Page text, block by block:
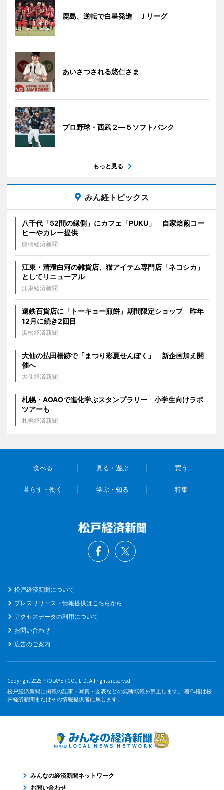
鹿島、逆転で白星発進 Ｊリーグ
あいさつされる悠仁さま
プロ野球・西武２―５ソフトバンク
もっと見る
みん経トピックス
八千代「52間の縁側」にカフェ「PUKU」 自家焙煎コー
ヒーやカレー提供
船橋経済新聞
江東・清澄白河の雑貨店、猫アイテム専門店「ネコシカ」
としてリニューアル
江東経済新聞
遠鉄百貨店に「トーキョー煎餅」期間限定ショップ 昨年
12月に続き2回目
浜松経済新聞
大仙の払田柵跡で「まつり彩夏せんぼく」 新企画加え開
催へ
大仙経済新聞
札幌・AOAOで進化学ぶスタンプラリー 小学生向けラボ
ツアーも
札幌経済新聞
食べる 見る・遊ぶ 買う
暮らす・働く 学ぶ・知る 特集
松戸経済新聞について
プレスリリース・情報提供はこちらから
アクセスデータの利用について
お問い合わせ
広告のご案内
Copyright 2026 PROLAYER CO., LTD. All rights reserved.
松戸経済新聞に掲載の記事・写真・図表などの無断転載を禁止します。 著作権は松
戸経済新聞またはその情報提供者に属します。
みんなの経済新聞ネットワーク
お問い合わせ